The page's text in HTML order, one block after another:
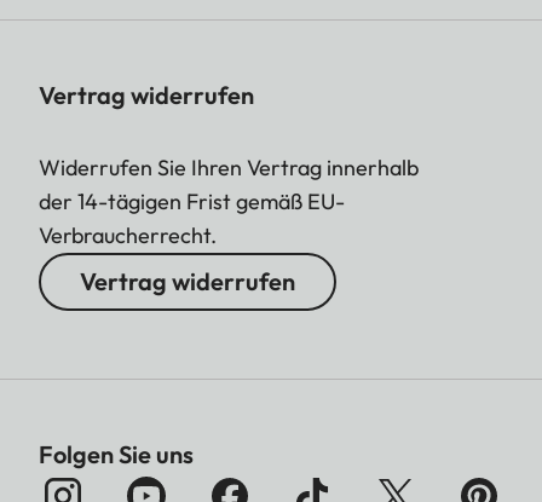
Vertrag widerrufen
Widerrufen Sie Ihren Vertrag innerhalb
der 14-tägigen Frist gemäß EU-
Verbraucherrecht.
Vertrag widerrufen
Folgen Sie uns